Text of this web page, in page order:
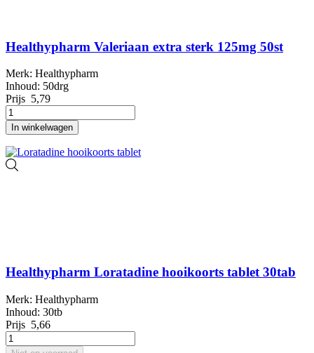
Healthypharm Valeriaan extra sterk 125mg 50st
Merk: Healthypharm
Inhoud: 50drg
Prijs 5,79
In winkelwagen
Healthypharm Loratadine hooikoorts tablet 30tab
Merk: Healthypharm
Inhoud: 30tb
Prijs 5,66